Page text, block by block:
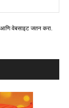
आणि वेबसाइट जतन करा.